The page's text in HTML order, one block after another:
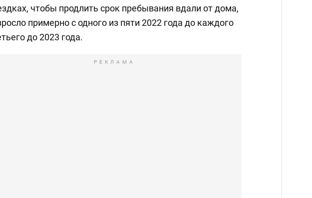
чтобы продлить срок пребывания вдали от дома,
примерно с одного из пяти 2022 года до каждого
до 2023 года.
РЕКЛАМА